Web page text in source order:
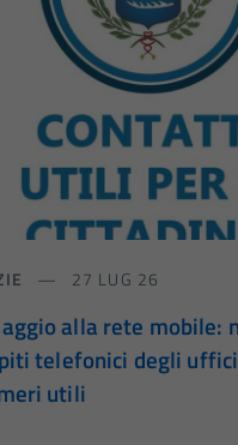
27 LUG 26
alla rete mobile:
telefonici degli
utili